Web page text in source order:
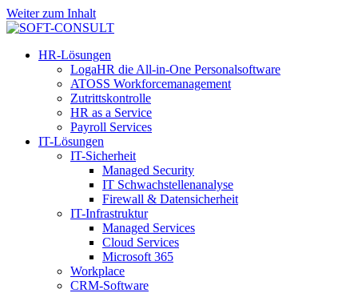
Weiter zum Inhalt
HR-Lösungen
LogaHR die All-in-One Personalsoftware
ATOSS Workforcemanagement
Zutrittskontrolle
HR as a Service
Payroll Services
IT-Lösungen
IT-Sicherheit
Managed Security
IT Schwachstellenanalyse
Firewall & Datensicherheit
IT-Infrastruktur
Managed Services
Cloud Services
Microsoft 365
Workplace
CRM-Software